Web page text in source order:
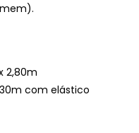
2,80m
com elástico